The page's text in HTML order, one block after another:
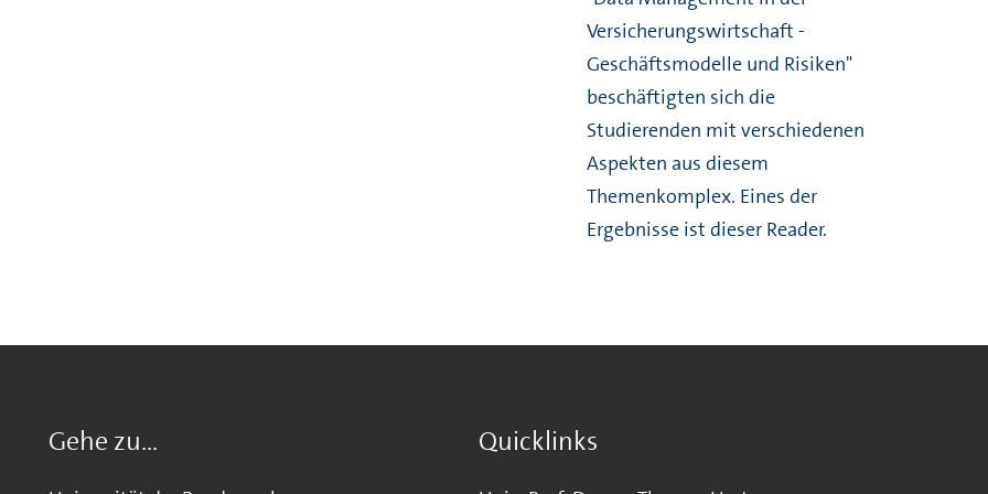
Versicherungswirtschaft -
Geschäftsmodelle und Risiken"
beschäftigten sich die
Studierenden mit verschiedenen
Aspekten aus diesem
Themenkomplex. Eines der
Ergebnisse ist dieser Reader.
Gehe zu... Quicklinks